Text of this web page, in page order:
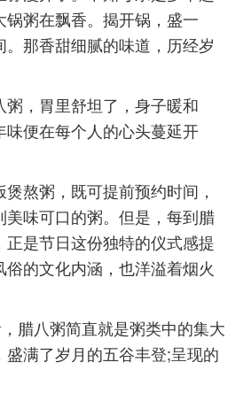
粥在飘香。揭开锅，盛一
那香甜细腻的味道，历经岁
，胃里舒坦了，身子暖和
便在每个人的心头蔓延开
熬粥，既可提前预约时间，
味可口的粥。但是，每到腊
是节日这份独特的仪式感提
的文化内涵，也洋溢着烟火
腊八粥简直就是粥类中的集大
满了岁月的五谷丰登;呈现的